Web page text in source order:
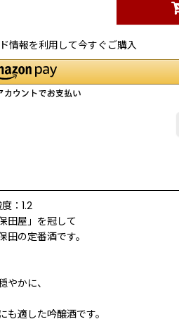
情報を利用して今すぐご購入
：1.2
田屋」を冠して
の定番酒です。
やかに、
適した吟醸酒です。